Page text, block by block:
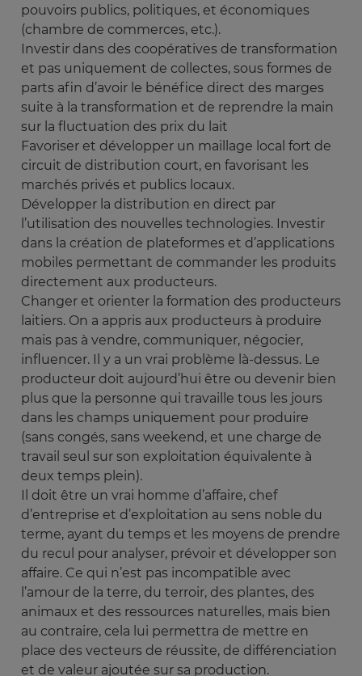
pouvoirs publics, politiques, et économiques
(chambre de commerces, etc.).
Investir dans des coopératives de transformation
et pas uniquement de collectes, sous formes de
parts afin d’avoir le bénéfice direct des marges
suite à la transformation et de reprendre la main
sur la fluctuation des prix du lait
Favoriser et développer un maillage local fort de
circuit de distribution court, en favorisant les
marchés privés et publics locaux.
Développer la distribution en direct par
l’utilisation des nouvelles technologies. Investir
dans la création de plateformes et d’applications
mobiles permettant de commander les produits
directement aux producteurs.
Changer et orienter la formation des producteurs
laitiers. On a appris aux producteurs à produire
mais pas à vendre, communiquer, négocier,
influencer. Il y a un vrai problème là-dessus. Le
producteur doit aujourd’hui être ou devenir bien
plus que la personne qui travaille tous les jours
dans les champs uniquement pour produire
(sans congés, sans weekend, et une charge de
travail seul sur son exploitation équivalente à
deux temps plein).
Il doit être un vrai homme d’affaire, chef
d’entreprise et d’exploitation au sens noble du
terme, ayant du temps et les moyens de prendre
du recul pour analyser, prévoir et développer son
affaire. Ce qui n’est pas incompatible avec
l’amour de la terre, du terroir, des plantes, des
animaux et des ressources naturelles, mais bien
au contraire, cela lui permettra de mettre en
place des vecteurs de réussite, de différenciation
et de valeur ajoutée sur sa production.